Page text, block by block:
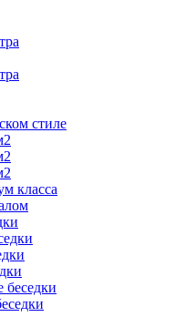
стиле
класса
беседки